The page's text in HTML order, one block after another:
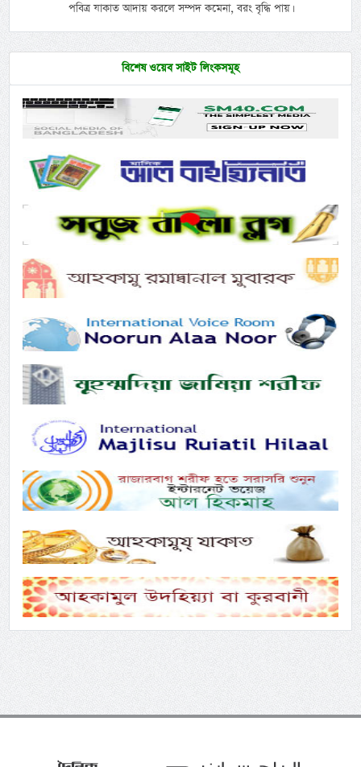
পবিত্র যাকাত আদায় করলে সম্পদ কমেনা, বরং বৃদ্ধি পায়।
বিশেষ ওয়েব সাইট লিংকসমূহ